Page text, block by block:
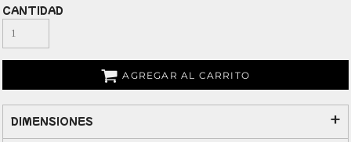
CANTIDAD
AGREGAR AL CARRITO
DIMENSIONES